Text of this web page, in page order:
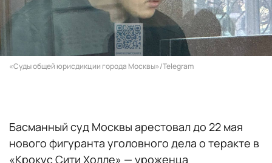
«Суды общей юрисдикции города Москвы»/Telegram
Басманный суд Москвы арестовал до 22 мая
нового фигуранта уголовного дела о теракте в
«Крокус Сити Холле» — уроженца